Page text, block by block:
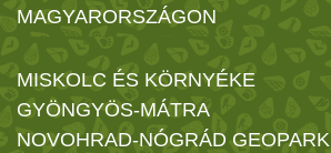
MAGYARORSZÁGON
MISKOLC ÉS KÖRNYÉKE
GYÖNGYÖS-MÁTRA
NOVOHRAD-NÓGRÁD GEOPARK